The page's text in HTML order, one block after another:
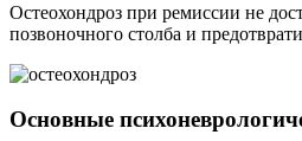
Остеохондроз при ремиссии не
позвоночного столба и
Основные